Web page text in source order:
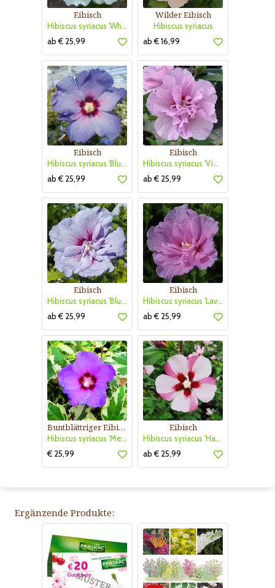
Eibisch
Hibiscus syriacus 'White Chiffon'
ab € 25,99
Wilder Eibisch
Hibiscus syriacus
ab € 16,99
Eibisch
Hibiscus syriacus 'Blue Bird'
ab € 25,99
Eibisch
Hibiscus syriacus 'Violet Clair Double'
ab € 25,99
Eibisch
Hibiscus syriacus 'Blue Chiffon'
ab € 25,99
Eibisch
Hibiscus syriacus 'Lavender Chiffon'
ab € 25,99
Buntblättriger Eibisch
Hibiscus syriacus 'Meehanii'
€ 25,99
Eibisch
Hibiscus syriacus 'Hamabo'
ab € 25,99
Ergänzende Produkte: